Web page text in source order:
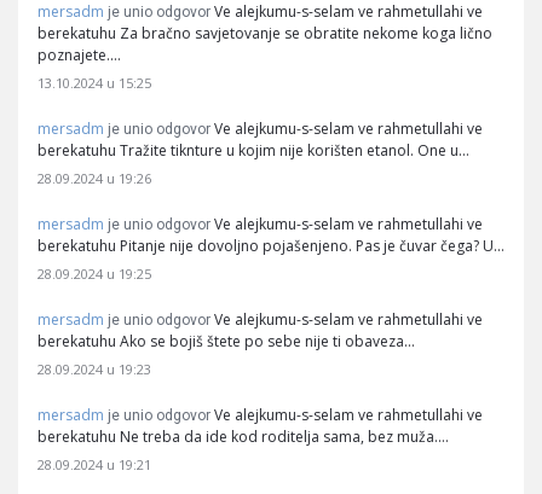
mersadm je unio odgovor Ve alejkumu-s-selam ve rahmetullahi ve
berekatuhu Za bračno savjetovanje se obratite nekome koga lično
poznajete.…
13.10.2024 u 15:25
mersadm je unio odgovor Ve alejkumu-s-selam ve rahmetullahi ve
berekatuhu Tražite tiknture u kojim nije korišten etanol. One u…
28.09.2024 u 19:26
mersadm je unio odgovor Ve alejkumu-s-selam ve rahmetullahi ve
berekatuhu Pitanje nije dovoljno pojašenjeno. Pas je čuvar čega? U…
28.09.2024 u 19:25
mersadm je unio odgovor Ve alejkumu-s-selam ve rahmetullahi ve
berekatuhu Ako se bojiš štete po sebe nije ti obaveza…
28.09.2024 u 19:23
mersadm je unio odgovor Ve alejkumu-s-selam ve rahmetullahi ve
berekatuhu Ne treba da ide kod roditelja sama, bez muža.…
28.09.2024 u 19:21